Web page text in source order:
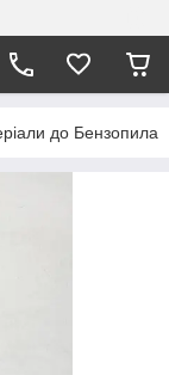
до Бензопила